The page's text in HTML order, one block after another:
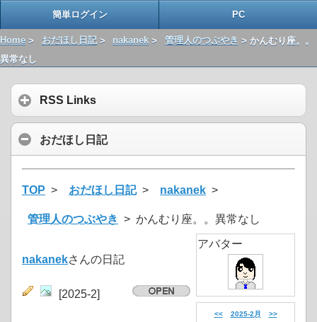
簡単ログイン PC
Home > おだほし日記> nakanek > 管理人のつぶやき > かんむり座。。
異常なし
RSS Links
おだほし日記
TOP > おだほし日記> nakanek >
管理人のつぶやき > かんむり座。。異常なし
nakanekさんの日記
[2025-2]
アバター
<< 2025-2月 >>